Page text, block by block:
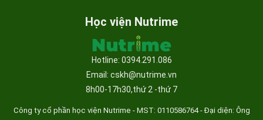
Học viện Nutrime
Hotline: 0394.291.086
Email: cskh@nutrime.vn
8h00-17h30,thứ 2 -thứ 7
Công ty cổ phần học viện Nutrime - MST: 0110586764 - Đại diện: Ông